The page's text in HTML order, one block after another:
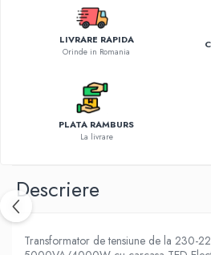
LIVRARE RAPIDA
Orinde in Romania
PLATA RAMBURS
La livrare
Descriere
Transformator de tensiune de la 230-